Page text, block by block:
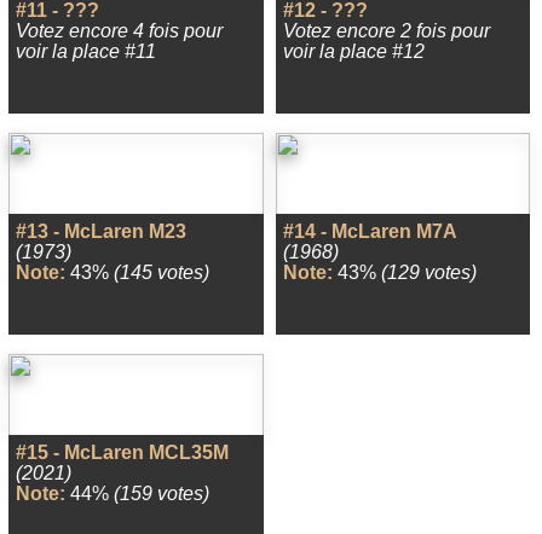
#11 - ???
Votez encore 4 fois pour
voir la place #11
#12 - ???
Votez encore 2 fois pour
voir la place #12
#13 - McLaren M23
(1973)
Note: 43% (145 votes)
#14 - McLaren M7A
(1968)
Note: 43% (129 votes)
#15 - McLaren MCL35M
(2021)
Note: 44% (159 votes)